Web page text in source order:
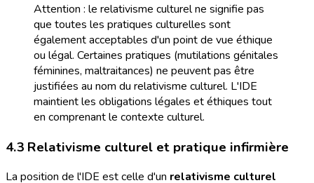
Attention : le relativisme culturel ne signifie pas
que toutes les pratiques culturelles sont
également acceptables d'un point de vue éthique
ou légal. Certaines pratiques (mutilations génitales
féminines, maltraitances) ne peuvent pas être
justifiées au nom du relativisme culturel. L'IDE
maintient les obligations légales et éthiques tout
en comprenant le contexte culturel.
4.3 Relativisme culturel et pratique infirmière
La position de l'IDE est celle d'un relativisme culturel